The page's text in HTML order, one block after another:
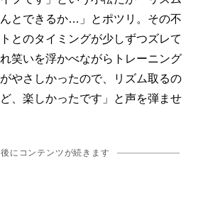
とできるか…」とポツリ。その不
とのタイミングが少しずつズレて
笑いを浮かべながらトレーニング
やさしかったので、リズム取るの
、楽しかったです」と声を弾ませ
にコンテンツが続きます